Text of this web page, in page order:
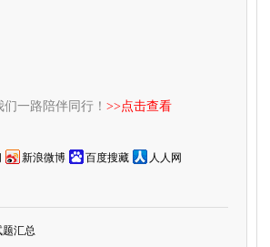
一路陪伴同行！ >>点击查看
新浪微博 百度搜藏 人人网
题汇总